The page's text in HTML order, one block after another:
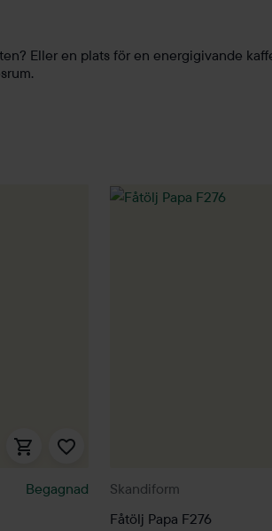
Eller en plats för en energigivande
Begagnad
Skandiform
Fåtölj Papa F276